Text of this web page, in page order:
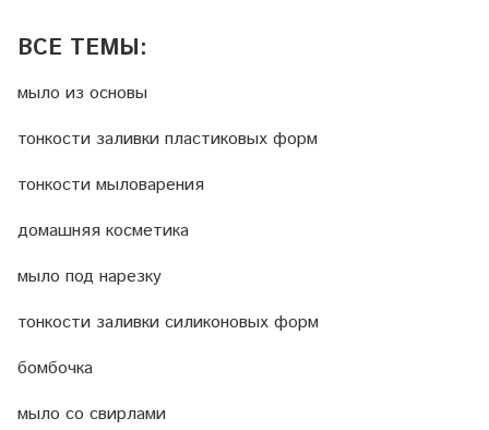
ВСЕ ТЕМЫ:
мыло из основы
тонкости заливки пластиковых форм
тонкости мыловарения
домашняя косметика
мыло под нарезку
тонкости заливки силиконовых форм
бомбочка
мыло со свирлами